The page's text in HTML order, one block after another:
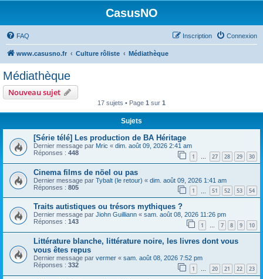
CasusNO
FAQ Connexion
Inscription
www.casusno.fr Culture rôliste Médiathèque
Médiathèque
Nouveau sujet
17 sujets • Page 1 sur 1
Sujets
[Série télé] Les production de BA Héritage
Dernier message par Mric « dim. août 09, 2026 2:41 am
Réponses : 448 1 … 27 28 29 30
Cinema films de nöel ou pas
Dernier message par Tybalt (le retour) « dim. août 09, 2026 1:41 am
Réponses : 805 1 51 52 53 54
Traits autistiques ou trésors mythiques ?
Dernier message par Jiohn Guilliann « sam. août 08, 2026 11:26 pm
Réponses : 143 1 … 7 8 9 10
Littérature blanche, littérature noire, les livres dont vous
vous êtes repus
Dernier message par vermer « sam. août 08, 2026 7:52 pm
Réponses : 332 1 … 20 21 22 23